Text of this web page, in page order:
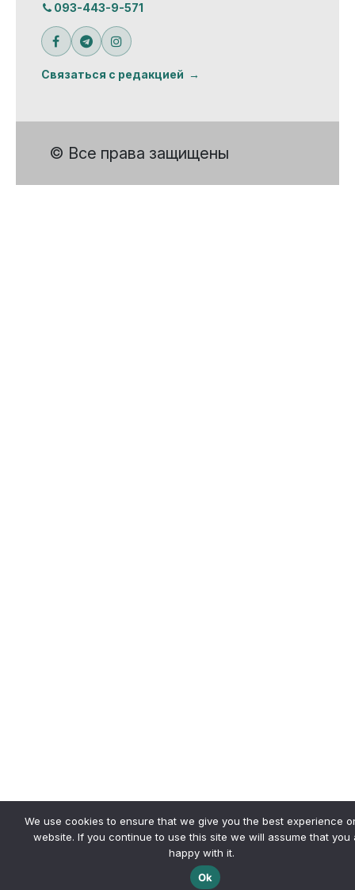
093-443-9-571
Связаться с редакцией
© Все права защищены
We use cookies to ensure that we give you the best experience
website. If you continue to use this site we will assume that you
happy with it.
Ok